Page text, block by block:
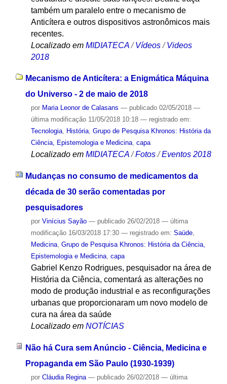
também um paralelo entre o mecanismo de
Anticítera e outros dispositivos astronômicos mais
recentes.
Localizado em MIDIATECA /Vídeos /Videos
2018
Mecanismo de Anticítera: a Enigmática Máquina
do Universo - 2 de maio de 2018
por Maria Leonor de Calasans — publicado02/05/2018 —
última modificação11/05/2018 10:18 — registrado em:
Tecnologia, História, Grupo de Pesquisa Khronos: História da
Ciência, Epistemologia e Medicina, capa
Localizado em MIDIATECA /Fotos /Eventos 2018
Mudanças no consumo de medicamentos da
década de 30 serão comentadas por
pesquisadores
por Vinícius Sayão — publicado26/02/2018 — última
modificação16/03/2018 17:30 — registrado em: Saúde,
Medicina, Grupo de Pesquisa Khronos: História da Ciência,
Epistemologia e Medicina, capa
Gabriel Kenzo Rodrigues, pesquisador na área de
História da Ciência, comentará as alterações no
modo de produção industrial e as reconfigurações
urbanas que proporcionaram um novo modelo de
cura na área da saúde
Localizado em NOTÍCIAS
Não há Cura sem Anúncio - Ciência, Medicina e
Propaganda em São Paulo (1930-1939)
por Cláudia Regina — publicado26/02/2018 — última